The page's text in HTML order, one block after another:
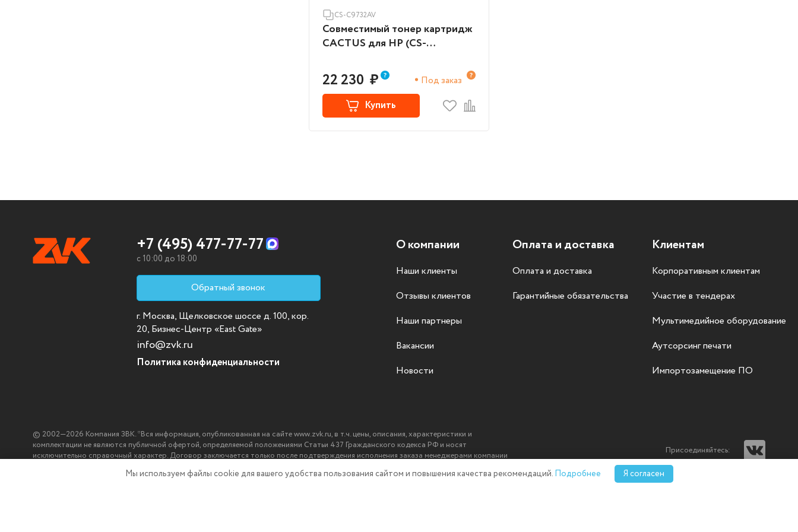
CS-C9732AV
Совместимый тонер картридж
CACTUS для HP (CS-
22 230 ₽ Под заказ
Купить
+7 (495) 477-77-77
c 10:00 до 18:00
Обратный звонок
г. Москва, Щелковское шоссе д. 100, кор.
20, Бизнес-Центр «East Gate»
info@zvk.ru
Политика конфиденциальности
О компании
Наши клиенты
Отзывы клиентов
Наши партнеры
Вакансии
Новости
Оплата и доставка
Оплата и доставка
Гарантийные обязательства
Клиентам
Корпоративным клиентам
Участие в тендерах
Мультимедийное оборудование
Аутсорсинг печати
Импортозамещение ПО
© 2002—2026 Компания ЗВК. *Вся информация, опубликованная на сайте www.zvk.ru, в т.ч. цены, описания, характеристики и
комплектации не являются публичной офертой, определяемой положениями Статьи 437 Гражданского кодекса РФ и носят
исключительно справочный характер. Договор заключается только после подтверждения исполнения заказа менеджерами компании
Присоединяйтесь:
Мы используем файлы cookie для вашего удобства пользования сайтом и повышения качества рекомендаций. Подробнее Я согласен